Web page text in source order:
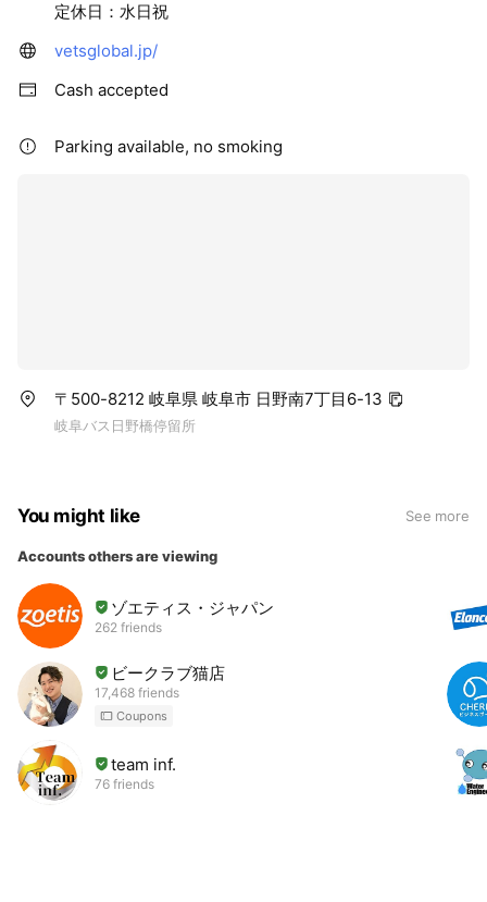
定休日：水日祝
vetsglobal.jp/
Cash accepted
Parking available, no smoking
〒500-8212 岐阜県 岐阜市 日野南7丁目6-13
岐阜バス日野橋停留所
You might like See more
Accounts others are viewing
ゾエティス・ジャパン
262 friends
ビークラブ猫店
17,468 friends
Coupons
team inf.
76 friends